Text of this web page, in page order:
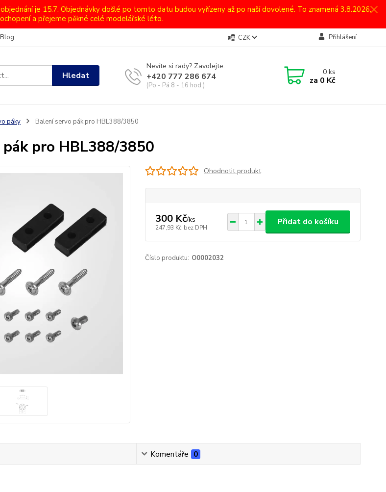
je 15.7. Objednávky došlé po tomto datu budou vyřízeny až po naší dovolené. To znamená 3.8.2026.
a přejeme pěkné celé modelářské léto.
Blog CZK Přihlášení
Hledat
Nevíte si rady? Zavolejte.
+420 777 286 674
(Po - Pá 8 - 16 hod.)
0ks
za 0 Kč
páky Balení servo pák pro HBL388/3850
pro HBL388/3850
Ohodnotit produkt
300 Kč/ks
247,93 Kč bez DPH
Přidat do košíku
Číslo produktu: O0002032
Komentáře 0